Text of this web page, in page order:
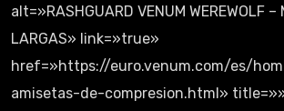
alt=»RASHGUARD VENUM WEREWOLF –
LARGAS» link=»true»
href=»https://euro.venum.com/es/
amisetas-de-compresion.html»